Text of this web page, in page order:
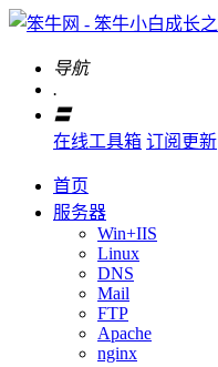
导航
.
〓
在线工具箱 订阅更新
首页
服务器
Win+IIS
Linux
DNS
Mail
FTP
Apache
nginx